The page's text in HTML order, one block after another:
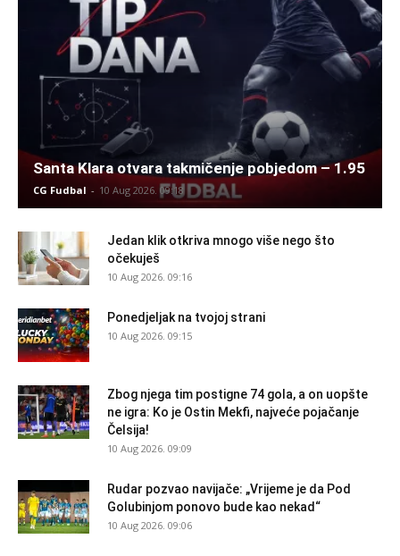
Santa Klara otvara takmičenje pobjedom – 1.95
CG Fudbal - 10 Aug 2026. 09:18
Jedan klik otkriva mnogo više nego što
očekuješ
10 Aug 2026. 09:16
Ponedjeljak na tvojoj strani
10 Aug 2026. 09:15
Zbog njega tim postigne 74 gola, a on uopšte
ne igra: Ko je Ostin Mekfi, najveće pojačanje
Čelsija!
10 Aug 2026. 09:09
Rudar pozvao navijače: „Vrijeme je da Pod
Golubinjom ponovo bude kao nekad“
10 Aug 2026. 09:06